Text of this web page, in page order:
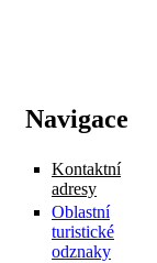
Navigace
Kontaktní
adresy
Oblastní
turistické
odznaky